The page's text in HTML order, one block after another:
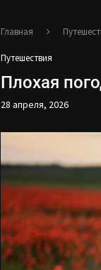
Главная
Путешествия
Плохая
28 апреля, 2026